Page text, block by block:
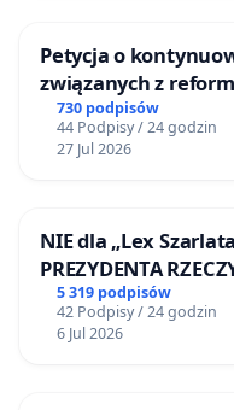
Petycja o
związanych z
730 podpisów
44 Podpisy / 24 godzin
27 Jul 2026
NIE dla „Lex
PREZYDENTA
5 319 podpisów
42 Podpisy / 24 godzin
6 Jul 2026